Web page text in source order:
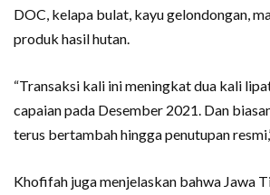
DOC, kelapa bulat, kayu gelondongan,
produk hasil hutan.
“Transaksi kali ini meningkat dua kali
capaian pada Desember 2021. Dan
terus bertambah hingga penutupan
Khofifah juga menjelaskan bahwa Jawa